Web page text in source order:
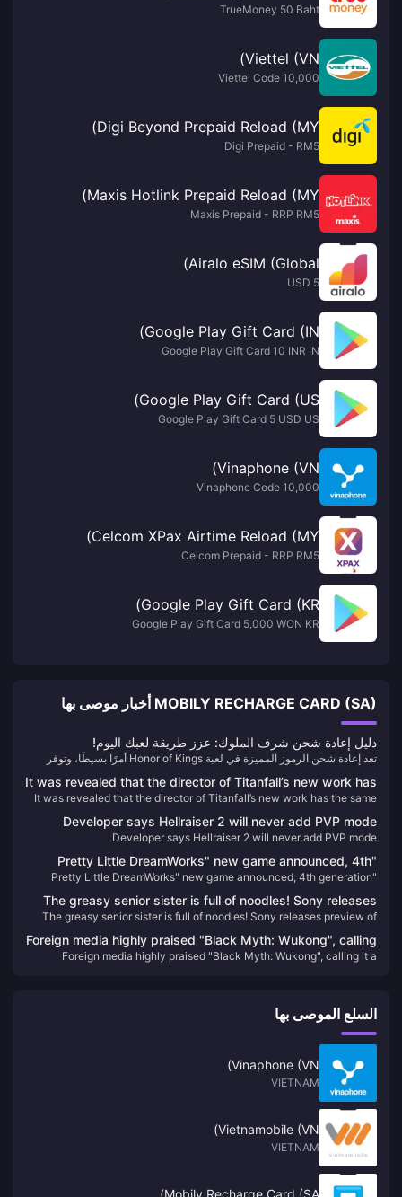
TrueMoney 50 Baht
Viettel (VN)
10,000 Viettel Code
Digi Beyond Prepaid Reload (MY)
Digi Prepaid - RM5
Maxis Hotlink Prepaid Reload (MY)
Maxis Prepaid - RRP RM5
Airalo eSIM (Global)
5 USD
Google Play Gift Card (IN)
Google Play Gift Card 10 INR IN
Google Play Gift Card (US)
Google Play Gift Card 5 USD US
Vinaphone (VN)
10,000 Vinaphone Code
Celcom XPax Airtime Reload (MY)
Celcom Prepaid - RRP RM5
Google Play Gift Card (KR)
Google Play Gift Card 5,000 WON KR
MOBILY RECHARGE CARD (SA) أخبار موصى بها
دليل إعادة شحن شرف الملوك: عزز طريقة لعبك اليوم!
تعد إعادة شحن الرموز المميزة في لعبة Honor of Kings أمرًا بسيطًا، وتوفر
لتعبئة رموز Honor of Kings المميزة الخاصة بك
It was revealed that the director of Titanfall’s new work has
the same world view as the IP, but it is not Titanfall 3.
It was revealed that the director of Titanfall’s new work has the same
Developer says Hellraiser 2 will never add PVP mode
Developer says Hellraiser 2 will never add PVP mode
"Pretty Little DreamWorks" new game announced, 4th
generation prequel character "Kallen" will be the heroine of
the game
"Pretty Little DreamWorks" new game announced, 4th generation
The greasy senior sister is full of noodles! Sony releases
preview of 2024 game lineup
The greasy senior sister is full of noodles! Sony releases preview of
Foreign media highly praised "Black Myth: Wukong", calling
it a shining beacon for the rise of China's game industry
Foreign media highly praised "Black Myth: Wukong", calling it a
السلع الموصى بها
Vinaphone (VN)
VIETNAM
Vietnamobile (VN)
VIETNAM
Mobily Recharge Card (SA)